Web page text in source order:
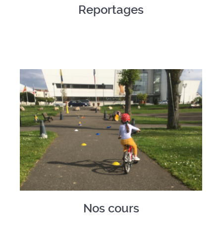
Reportages
Nos cours